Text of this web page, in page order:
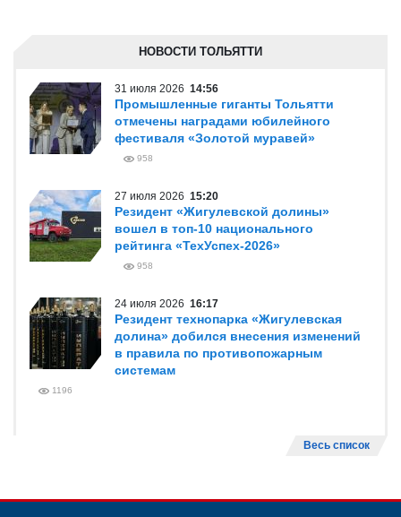
НОВОСТИ ТОЛЬЯТТИ
31 июля 2026 14:56
Промышленные гиганты Тольятти
отмечены наградами юбилейного
фестиваля «Золотой муравей»
958
27 июля 2026 15:20
Резидент «Жигулевской долины»
вошел в топ-10 национального
рейтинга «ТехУспех-2026»
958
24 июля 2026 16:17
Резидент технопарка «Жигулевская
долина» добился внесения изменений
в правила по противопожарным
системам
1196
Весь список